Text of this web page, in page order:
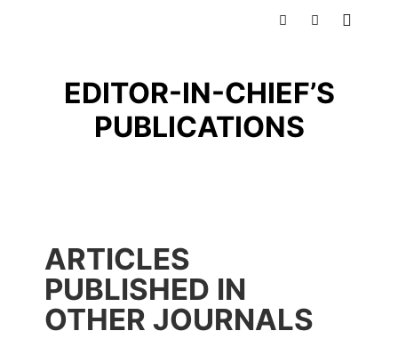
EDITOR-IN-CHIEF’S
PUBLICATIONS
ARTICLES
PUBLISHED IN
OTHER JOURNALS